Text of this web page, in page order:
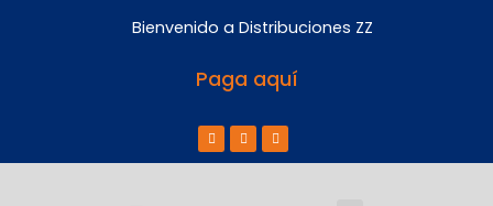
Bienvenido a Distribuciones ZZ
Paga aquí